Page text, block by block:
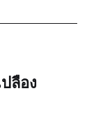
ลือง